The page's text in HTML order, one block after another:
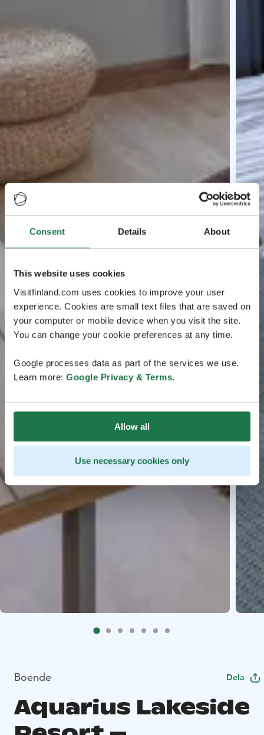
Consent Details About
This website uses cookies
Visitfinland.com uses cookies to improve your user
experience. Cookies are small text files that are saved on
your computer or mobile device when you visit the site.
You can change your cookie preferences at any time.
Google processes data as part of the services we use.
Learn more: Google Privacy & Terms.
Allow all
Use necessary cookies only
Boende Dela
Aquarius Lakeside